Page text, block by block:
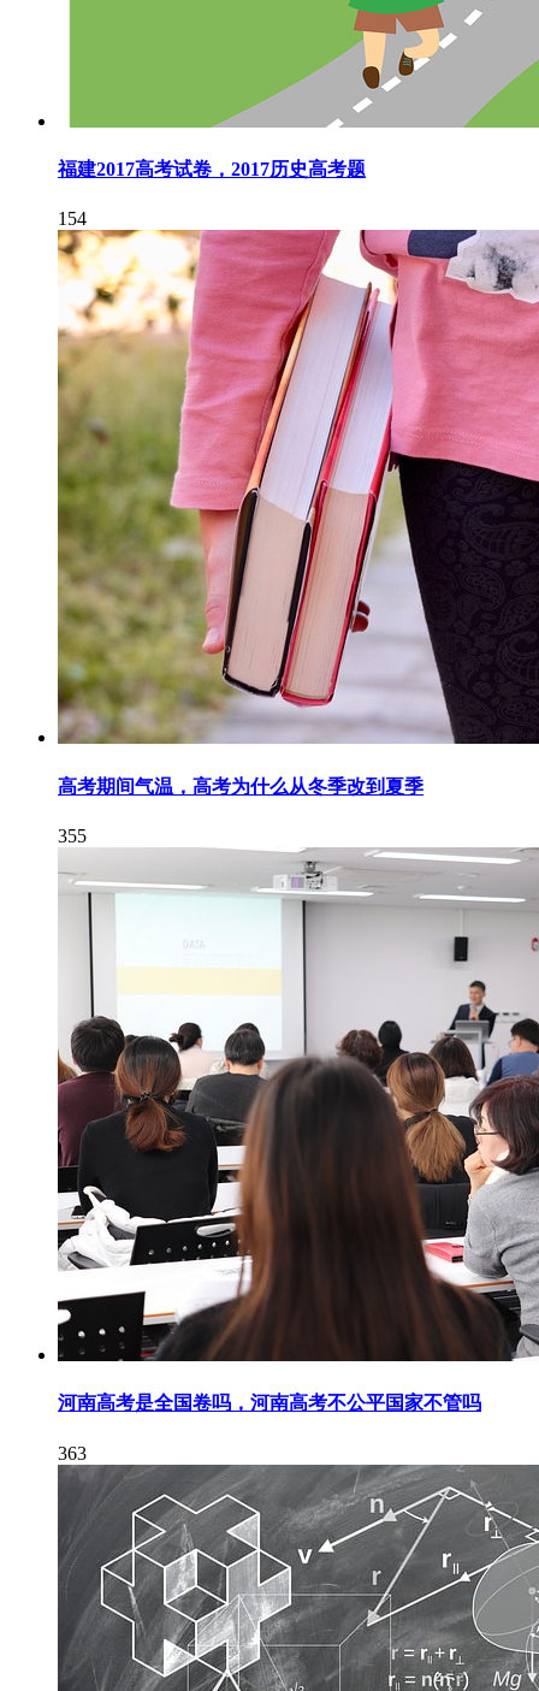
福建2017高考试卷，2017历史高考题
154
高考期间气温，高考为什么从冬季改到夏季
355
河南高考是全国卷吗，河南高考不公平国家不管吗
363